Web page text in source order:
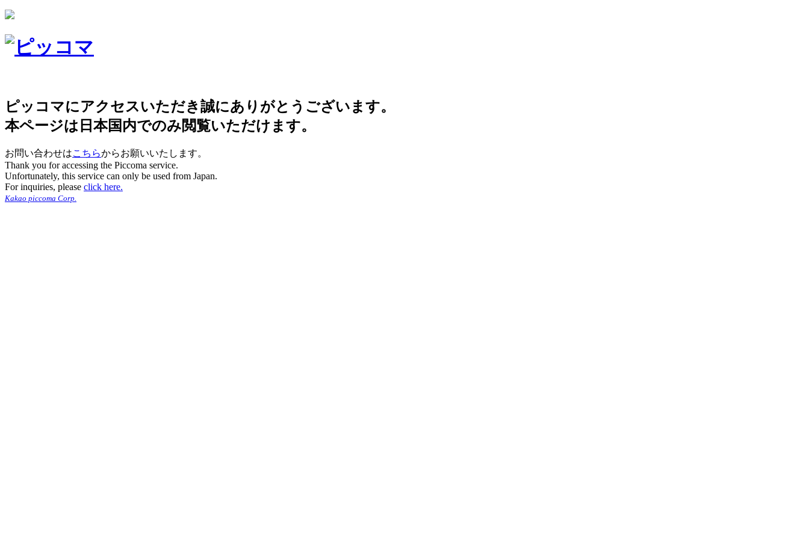
ピッコマにアクセスいただき誠にありがとうございます。
本ページは日本国内でのみ閲覧いただけます。
お問い合わせはこちらからお願いいたします。
Thank you for accessing the Piccoma service.
Unfortunately, this service can only be used from Japan.
For inquiries, please click here.
Kakao piccoma Corp.